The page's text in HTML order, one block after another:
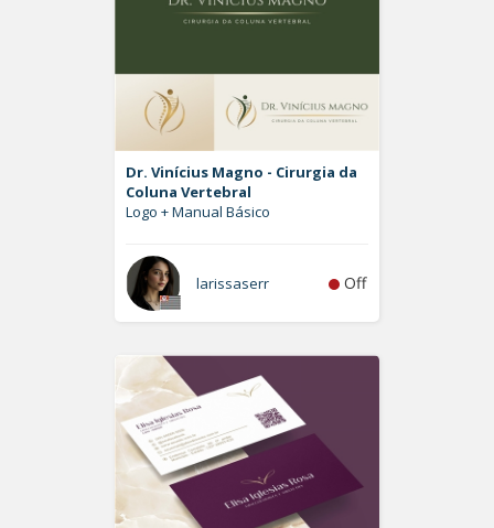
Dr. Vinícius Magno - Cirurgia da
Coluna Vertebral
Logo + Manual Básico
larissaserr Off